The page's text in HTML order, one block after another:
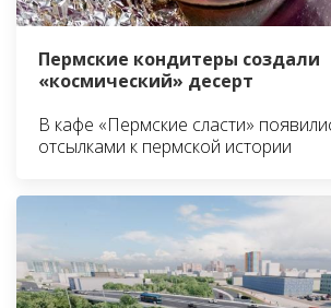
Пермские кондитеры создали
«космический» десерт
В кафе «Пермские сласти»
отсылками к пермской истории